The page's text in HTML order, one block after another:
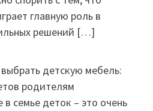
главную роль в
решений […]
детскую мебель:
родителям
в семье деток – это очень